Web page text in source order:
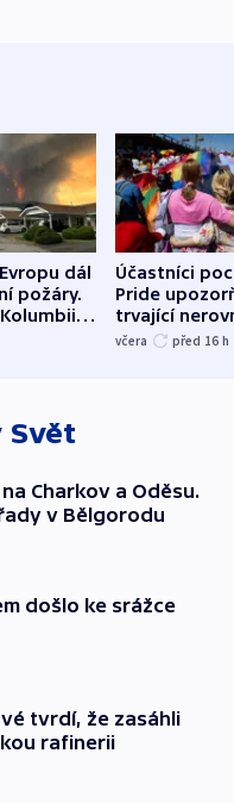
dál
požáry.
tisíce lidí
Účastníci
Pride
trvající
včera před 16 h
Svět
Charkov a Oděsu.
v Bělgorodu
došlo ke srážce
tvrdí, že zasáhli
rafinerii